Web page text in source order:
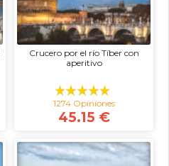
Crucero por el río Tíber con
aperitivo
1274 Opiniones
45.15 €